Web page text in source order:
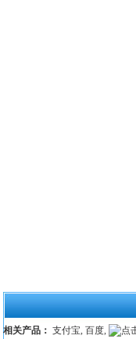
相关产品： 支付宝, 百度,